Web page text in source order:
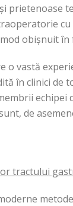
prietenoase
cu
obișnuit în
o vastă
în clinici de
echipei
de
tractului